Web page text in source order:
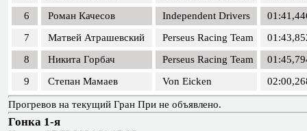
6
Роман Качесов Independent Drivers
7
Матвей Атрашевский Perseus Racing Team
8
Никита Горбач Perseus Racing Team
9
Степан Мамаев Von Eicken
Прогревов на текущий Гран При не объявлено.
Гонка 1-я